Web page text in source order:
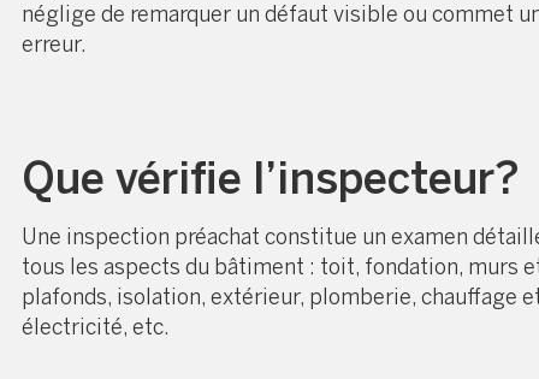
néglige de remarquer un défaut visible ou commet
erreur.
Que vérifie l’inspecteur?
Une inspection préachat constitue un examen
tous les aspects du bâtiment : toit, fondation, murs
plafonds, isolation, extérieur, plomberie, chauffage
électricité, etc.